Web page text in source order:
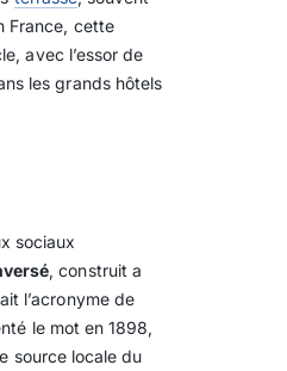
France, cette
avec l’essor de
les grands hôtels
sociaux
, construit a
l’acronyme de
le mot en 1898,
source locale du